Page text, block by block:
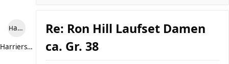
Harriersand reloaded
Harriersand reloaded
Re: Ron Hill Laufset Damen
ca. Gr. 38